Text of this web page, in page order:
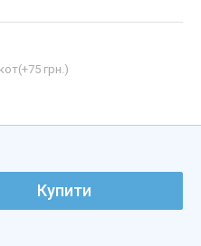
75 грн.)
Купити